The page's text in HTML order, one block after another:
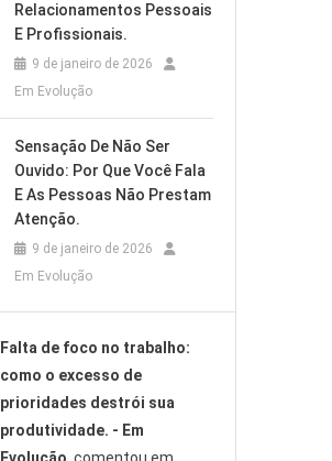
Relacionamentos Pessoais
E Profissionais.
9 de janeiro de 2026
Em Evolução
Sensação De Não Ser
Ouvido: Por Que Você Fala
E As Pessoas Não Prestam
Atenção.
9 de janeiro de 2026
Em Evolução
Falta de foco no trabalho:
como o excesso de
prioridades destrói sua
produtividade. - Em